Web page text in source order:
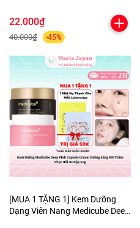
The Little Concealer Powder
22.000₫
40.000₫ -45%
[MUA 1 TẶNG 1] Kem Dưỡng
Dạng Viên Nang Medicube Deep